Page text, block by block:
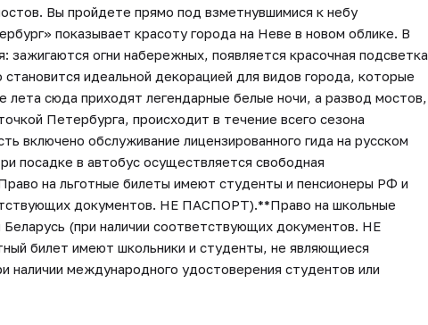
Вы пройдете прямо под взметнувшимися к небу
показывает красоту города на Неве в новом облике. В
огни набережных, появляется красочная подсветка
идеальной декорацией для видов города, которые
лета сюда приходят легендарные белые ночи, а развод мостов,
Петербурга, происходит в течение всего сезона
включено обслуживание лицензированного гида на русском
посадке в автобус осуществляется свободная
на льготные билеты имеют студенты и пенсионеры РФ и
документов. НЕ ПАСПОРТ).**Право на школьные
(при наличии соответствующих документов. НЕ
билет имеют школьники и студенты, не являющиеся
наличии международного удостоверения студентов или